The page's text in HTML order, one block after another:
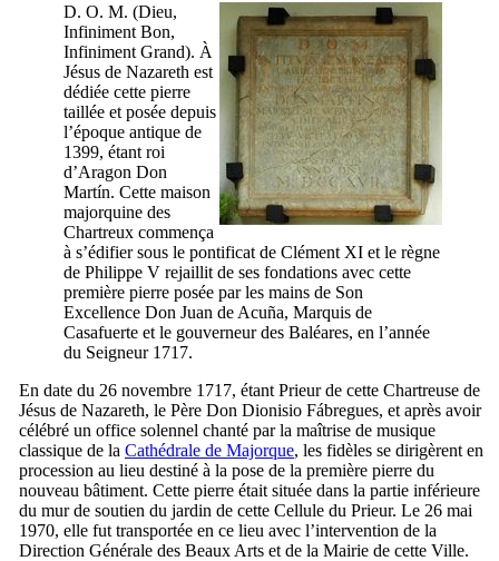
D. O. M. (Dieu,
Infiniment Bon,
Infiniment Grand). À
Jésus de Nazareth est
dédiée cette pierre
taillée et posée depuis
l’époque antique de
1399, étant roi
d’Aragon Don
Martín. Cette maison
majorquine des
Chartreux commença
à s’édifier sous le pontificat de Clément XI et le règne
de Philippe V rejaillit de ses fondations avec cette
première pierre posée par les mains de Son
Excellence Don Juan de Acuña, Marquis de
Casafuerte et le gouverneur des Baléares, en l’année
du Seigneur 1717.
En date du 26 novembre 1717, étant Prieur de cette Chartreuse de
Jésus de Nazareth, le Père Don Dionisio Fábregues, et après avoir
célébré un office solennel chanté par la maîtrise de musique
classique de la Cathédrale de Majorque, les fidèles se dirigèrent en
procession au lieu destiné à la pose de la première pierre du
nouveau bâtiment. Cette pierre était située dans la partie inférieure
du mur de soutien du jardin de cette Cellule du Prieur. Le 26 mai
1970, elle fut transportée en ce lieu avec l’intervention de la
Direction Générale des Beaux Arts et de la Mairie de cette Ville.